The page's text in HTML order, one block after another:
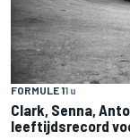
FORMULE 11 u
Clark, Senna,
leeftijdsrecord